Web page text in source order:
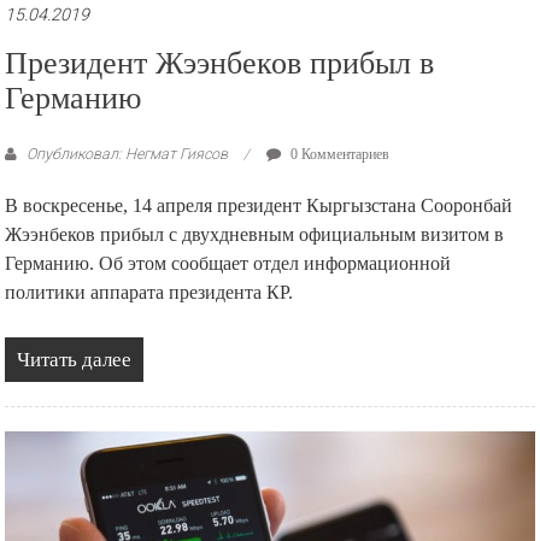
15.04.2019
Президент Жээнбеков прибыл в
Германию
Опубликовал: Негмат Гиясов 0 Комментариев
В воскресенье, 14 апреля президент Кыргызстана Сооронбай
Жээнбеков прибыл с двухдневным официальным визитом в
Германию. Об этом сообщает отдел информационной
политики аппарата президента КР.
Читать далее